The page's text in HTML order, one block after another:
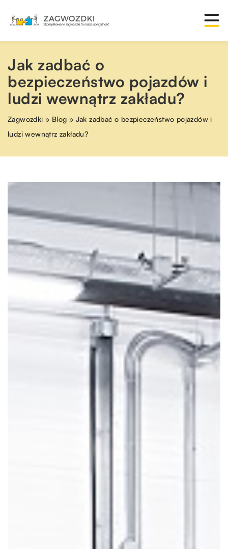
Jak zadbać o
bezpieczeństwo pojazdów i
ludzi wewnątrz zakładu?
Zagwozdki » Blog » Jak zadbać o bezpieczeństwo pojazdów i
ludzi wewnątrz zakładu?